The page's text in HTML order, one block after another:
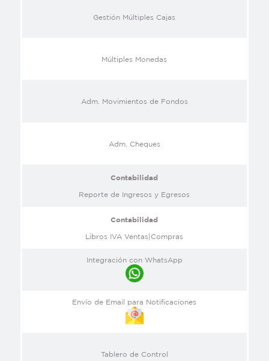
Gestión Múltiples Cajas
Múltiples Monedas
Adm. Movimientos de Fondos
Adm. Cheques
Contabilidad
Reporte de Ingresos y Egresos
Contabilidad
Libros IVA Ventas|Compras
Integración con WhatsApp
Envío de Email para Notificaciones
Tablero de Control